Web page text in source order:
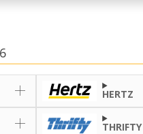
HERTZ
THRIFTY